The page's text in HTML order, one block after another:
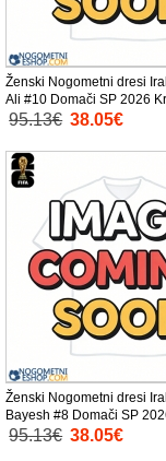
Ženski Nogometni dresi
Ali #10 Domači SP 2026
95.13€ 38.05€
Ženski Nogometni dresi
Bayesh #8 Domači SP
Rokav
95.13€ 38.05€